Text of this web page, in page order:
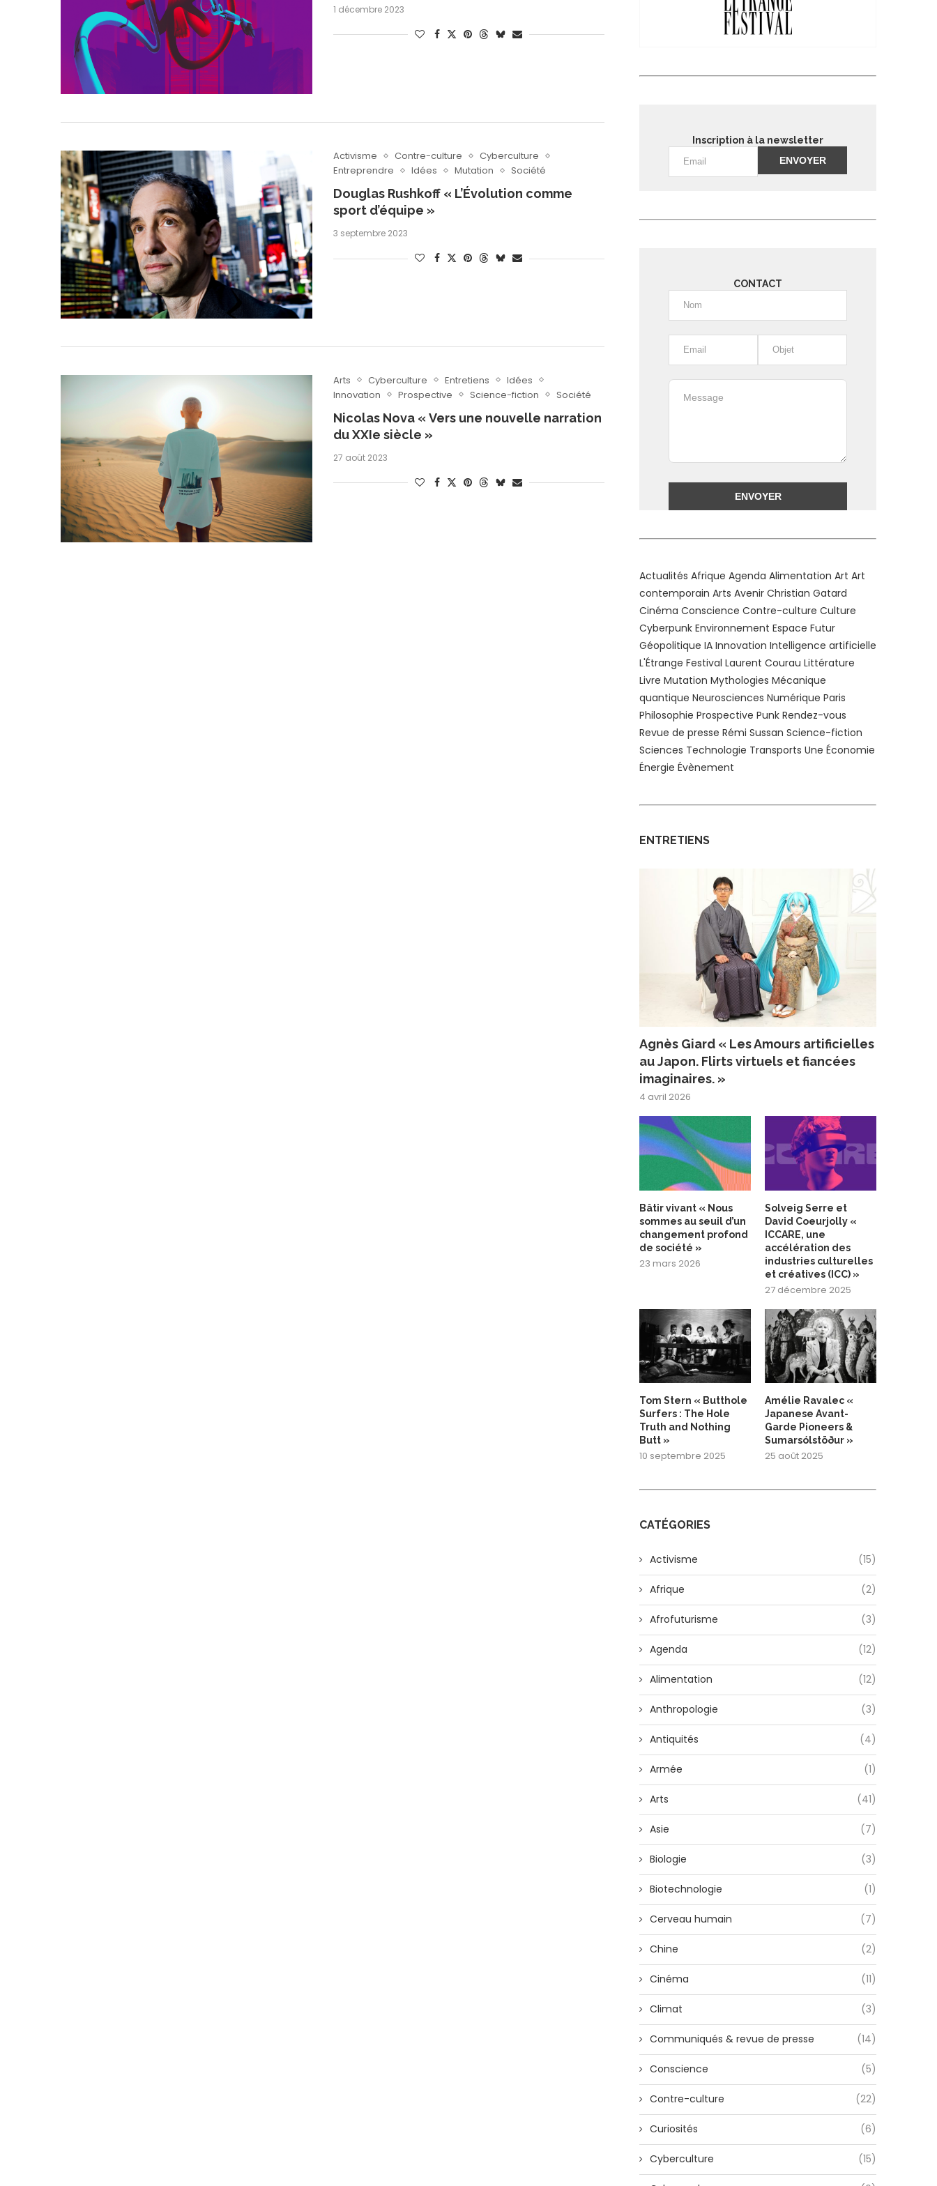
1 décembre 2023
Activisme Contre-culture
Cyberculture
Entreprendre
Idées Mutation Société
Douglas Rushkoff « L’Évolution comme
sport d’équipe »
3 septembre 2023
Arts Cyberculture Entretiens
Idées
Innovation
Prospective Science-fiction Société
Nicolas Nova « Vers une nouvelle narration
du XXIe siècle »
27 août 2023
Inscription à la newsletter
CONTACT
Actualités Afrique Agenda Alimentation Art Art
contemporain Arts Avenir Christian Gatard
Cinéma Conscience Contre-culture Culture
Cyberpunk Environnement Espace Futur
Géopolitique IA Innovation Intelligence artificielle
L'Étrange Festival Laurent Courau Littérature
Livre Mutation Mythologies Mécanique
quantique Neurosciences Numérique Paris
Philosophie Prospective Punk Rendez-vous
Revue de presse Rémi Sussan Science-fiction
Sciences Technologie Transports Une Économie
Énergie Évènement
ENTRETIENS
Agnès Giard « Les Amours artificielles
au Japon. Flirts virtuels et fiancées
imaginaires. »
4 avril 2026
Bâtir vivant « Nous
sommes au seuil d’un
changement profond
de société »
23 mars 2026
Solveig Serre et
David Coeurjolly «
ICCARE, une
accélération des
industries culturelles
et créatives (ICC) »
27 décembre 2025
Tom Stern « Butthole
Surfers : The Hole
Truth and Nothing
Butt »
10 septembre 2025
Amélie Ravalec «
Japanese Avant-
Garde Pioneers &
Sumarsólstöður »
25 août 2025
CATÉGORIES
Activisme (15)
Afrique (2)
Afrofuturisme (3)
Agenda (12)
Alimentation (12)
Anthropologie (3)
Antiquités (4)
Armée (1)
Arts (41)
Asie (7)
Biologie (3)
Biotechnologie (1)
Cerveau humain (7)
Chine (2)
Cinéma (11)
Climat (3)
Communiqués & revue de presse (14)
Conscience (5)
Contre-culture (22)
Curiosités (6)
Cyberculture (15)